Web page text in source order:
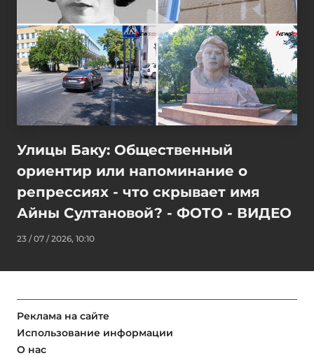
Улицы Баку: Общественный
ориентир или напоминание о
репрессиях - что скрывает имя
Айны Султановой? - ФОТО - ВИДЕО
23 / 07 / 2026, 10:10
Реклама на сайте
Использование информации
О нас